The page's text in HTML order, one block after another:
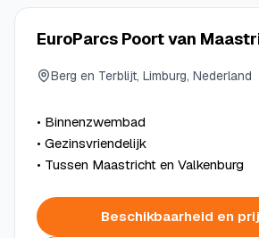
EuroParcs Poort van
Berg en Terblijt, Limburg, Nederland
• Binnenzwembad
• Gezinsvriendelijk
• Tussen Maastricht en Valkenburg
Beschikbaarheid en